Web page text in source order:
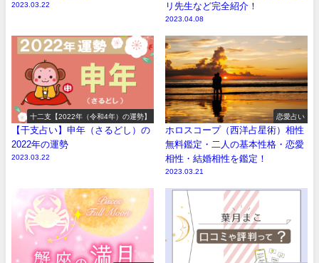
2023.03.22
リ先生など完全紹介！
2023.04.08
十二支【2022年（令和4年）の運勢】
【干支占い】申年（さるどし）の
2022年の運勢
2023.03.22
恋愛占い
ホロスコープ（西洋占星術）相性
無料鑑定・二人の基本性格・恋愛
相性・結婚相性を鑑定！
2023.03.21